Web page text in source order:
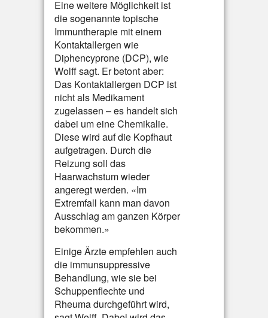
Eine weitere Möglichkeit ist
die sogenannte topische
Immuntherapie mit einem
Kontaktallergen wie
Diphencyprone (DCP), wie
Wolff sagt. Er betont aber:
Das Kontaktallergen DCP ist
nicht als Medikament
zugelassen – es handelt sich
dabei um eine Chemikalie.
Diese wird auf die Kopfhaut
aufgetragen. Durch die
Reizung soll das
Haarwachstum wieder
angeregt werden. «Im
Extremfall kann man davon
Ausschlag am ganzen Körper
bekommen.»
Einige Ärzte empfehlen auch
die immunsuppressive
Behandlung, wie sie bei
Schuppenflechte und
Rheuma durchgeführt wird,